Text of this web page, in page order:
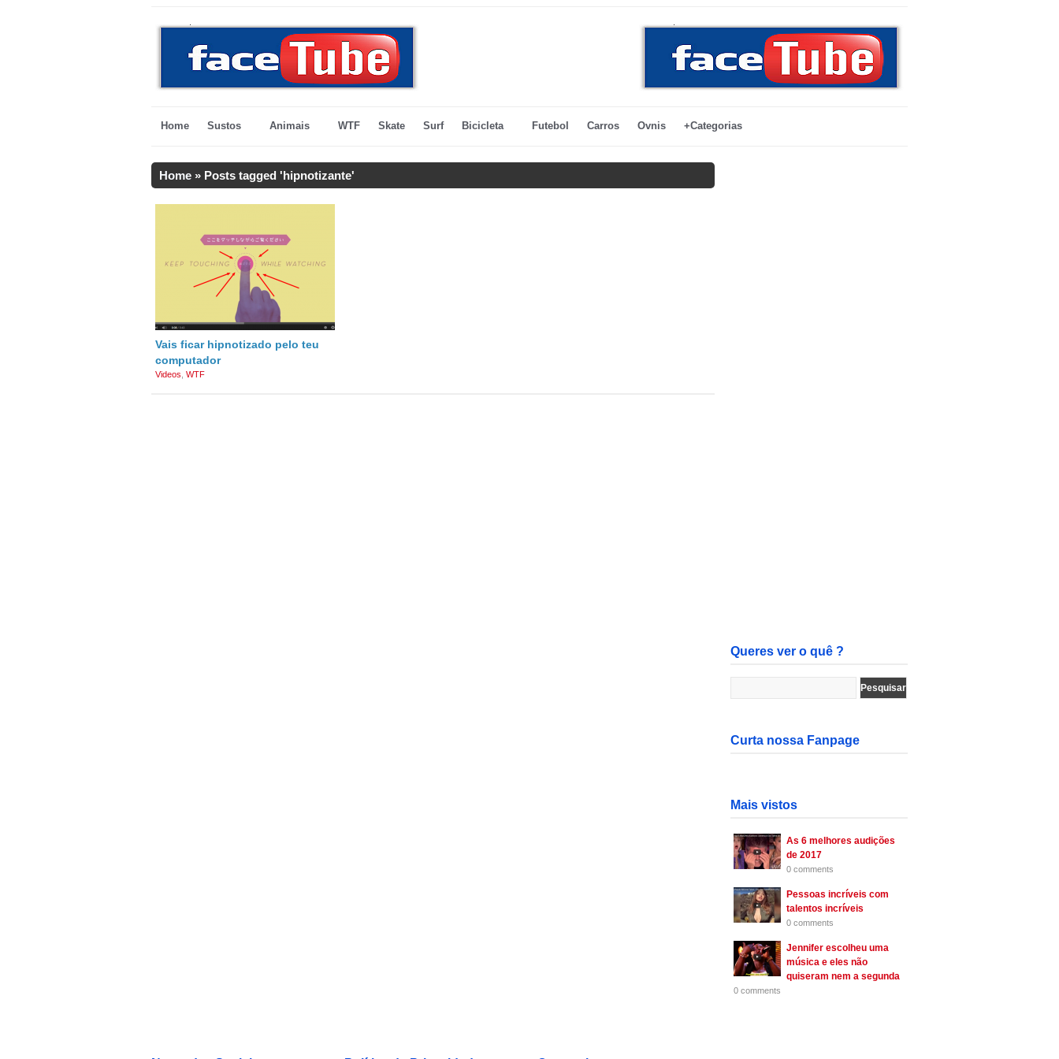
Home Sustos Animais WTF Skate Surf Bicicleta Futebol Carros Ovnis +Categorias
Home » Posts tagged 'hipnotizante'
Vais ficar hipnotizado pelo teu
computador
Videos WTF
Queres ver o quê ?
Curta nossa Fanpage
Mais vistos
As 6 melhores audições
de 2017
0 comments
Pessoas incríveis com
talentos incríveis
0 comments
Jennifer escolheu uma
música e eles não
quiseram nem a segunda
0 comments